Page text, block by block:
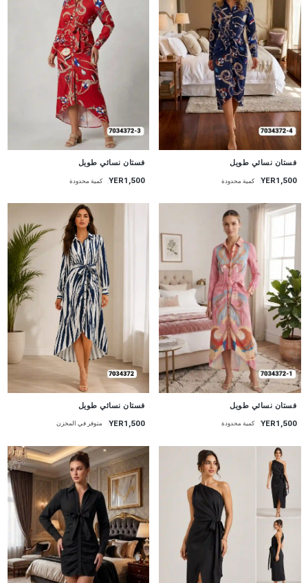
جديد
فستان نسائي طويل
YER1,500 كمية محدودة
جديد
فستان نسائي طويل
YER1,500 كمية محدودة
فستان نسائي طويل
YER1,500 كمية محدودة
فستان نسائي طويل
YER1,500 متوفر في المخزن